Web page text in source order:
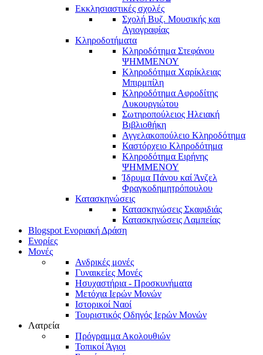
Εκκλησιαστικές σχολές
Σχολή Βυζ. Μουσικής και
Αγιογραφίας
Κληροδοτήματα
Κληροδότημα Στεφάνου
ΨΗΜΜΕΝΟΥ
Κληροδότημα Χαρίκλειας
Μπιρμπίλη
Κληροδότημα Αφροδίτης
Λυκουργιώτου
Σωτηροπούλειος Ηλειακή
Βιβλιοθήκη
Αγγελακοπούλειο Κληροδότημα
Καστόρχειο Κληροδότημα
Κληροδότημα Ειρήνης
ΨΗΜΜΕΝΟΥ
Ίδρυμα Πάνου καί Άνζελ
Φραγκοδημητρόπουλου
Κατασκηνώσεις
Κατασκηνώσεις Σκαφιδιάς
Κατασκηνώσεις Λαμπείας
Blogspot Ενοριακή Δράση
Ενορίες
Μονές
Ανδρικές μονές
Γυναικείες Μονές
Ησυχαστήρια - Προσκυνήματα
Μετόχια Ιερών Μονών
Ιστορικοί Ναοί
Τουριστικός Οδηγός Ιερών Μονών
Λατρεία
Πρόγραμμα Ακολουθιών
Τοπικοί Άγιοι